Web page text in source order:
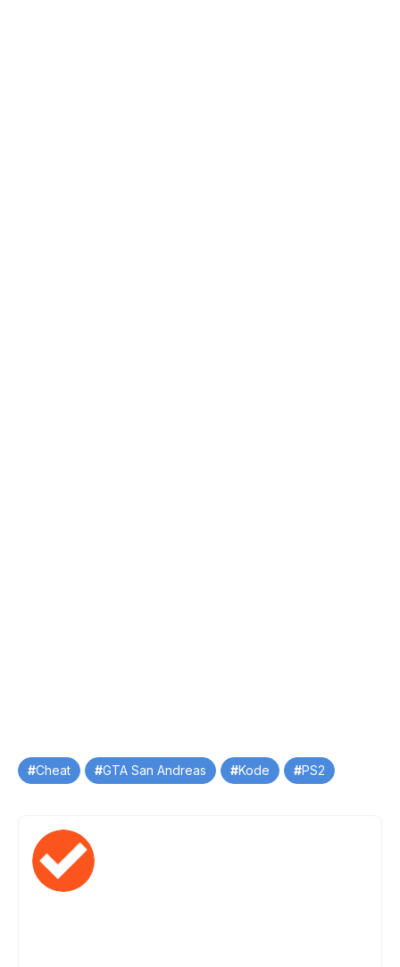
TagCheat GTA San Andreas Kode PS2